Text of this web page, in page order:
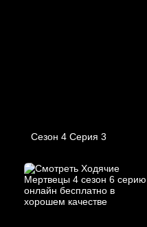
Сезон 4 Серия 3